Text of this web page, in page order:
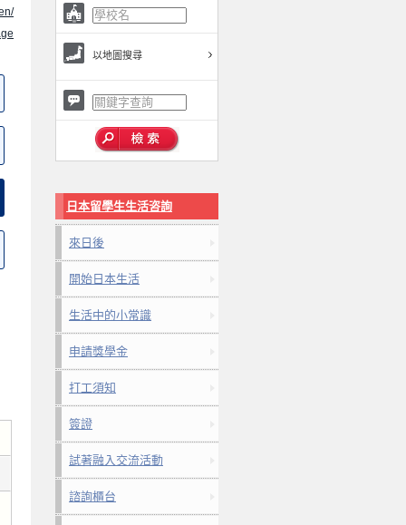
以地圖搜尋
日本留學生生活咨詢
來日後
開始日本生活
生活中的小常識
申請獎學金
打工須知
簽證
試著融入交流活動
諮詢櫃台